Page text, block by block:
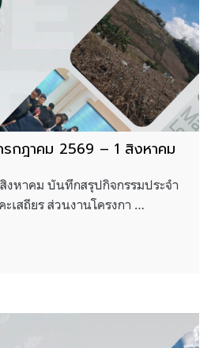
กฎาคม 2569 – 1 สิงหาคม
งหาคม บันทึกสรุปกิจกรรมประจำ
เสถียร ส่วนงานโครงกา …
26 กรกฎาคม 2569 – 1 สิงหาคม